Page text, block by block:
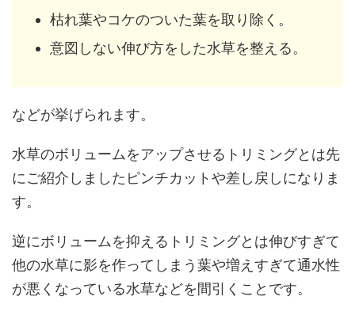
枯れ葉やコケのついた葉を取り除く。
意図しない伸び方をした水草を整える。
などが挙げられます。
水草のボリュームをアップさせるトリミングとは先
にご紹介しましたピンチカットや差し戻しになりま
す。
逆にボリュームを抑えるトリミングとは伸びすぎて
他の水草に影を作ってしまう葉や増えすぎて通水性
が悪くなっている水草などを間引くことです。